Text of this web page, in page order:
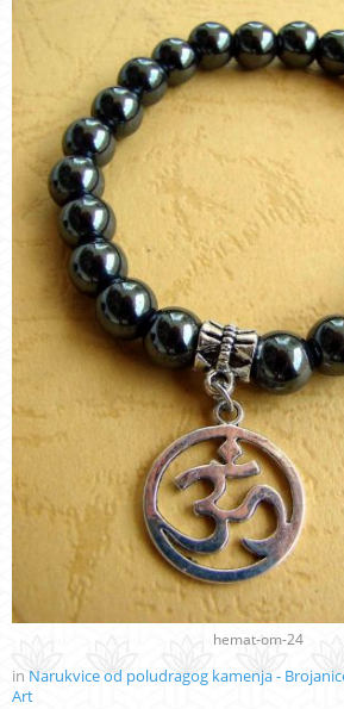
hemat-om-24
in Narukvice od poludragog kamenja -
Art